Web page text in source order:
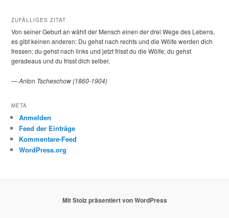
ZUFÄLLIGES ZITAT
Von seiner Geburt an wählt der Mensch einen der drei Wege des Lebens,
es gibt keinen anderen: Du gehst nach rechts und die Wölfe werden dich
fressen; du gehst nach links und jetzt frisst du die Wölfe; du gehst
geradeaus und du frisst dich selber.
—Anton Tscheschow (1860-1904)
META
Anmelden
Feed der Einträge
Kommentare-Feed
WordPress.org
Mit Stolz präsentiert von WordPress